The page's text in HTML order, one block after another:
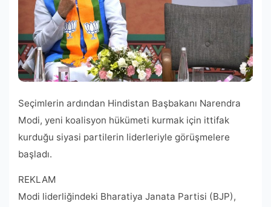
Seçimlerin ardından Hindistan Başbakanı Narendra
Modi, yeni koalisyon hükümeti kurmak için ittifak
kurduğu siyasi partilerin liderleriyle görüşmelere
başladı.
REKLAM
Modi liderliğindeki Bharatiya Janata Partisi (BJP),